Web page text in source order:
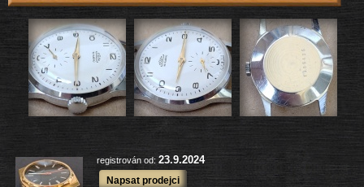
Prodané zboží: 112 ks
další výrobky
registrován od: 23.9.2024
Napsat prodejci